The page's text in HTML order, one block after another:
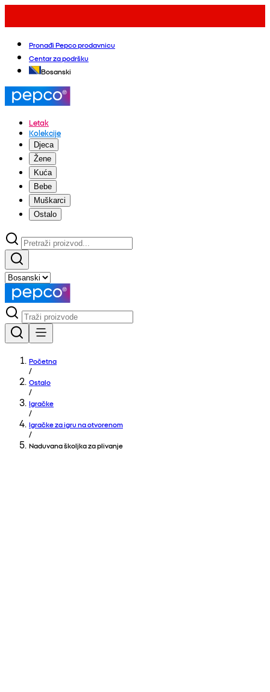
Pronađi Pepco prodavnicu
Centar za podršku
Bosanski
Letak
Kolekcije
Djeca
Žene
Kuća
Bebe
Muškarci
Ostalo
Početna
/
Ostalo
/
Igračke
/
Igračke za igru na otvorenom
/
Naduvana školjka za plivanje